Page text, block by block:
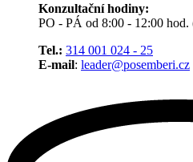
Konzultační hodiny:
PO - PÁ od 8:00 - 12:00
Tel.: 314 001 024 - 25
E-mail: leader@posemberi.cz